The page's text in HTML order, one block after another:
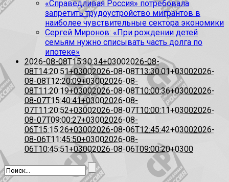
«Справедливая Россия» потребовала
запретить трудоустройство мигрантов в
наиболее чувствительные сектора экономики
Сергей Миронов: «При рождении детей
семьям нужно списывать часть долга по
ипотеке»
2026-08-08T15:30:34+03002026-08-
08T14:20:51+03002026-08-08T13:30:01+03002026-
08-08T12:20:09+03002026-08-
08T11:20:19+03002026-08-08T10:00:36+03002026-
08-07T15:40:41+03002026-08-
07T11:20:52+03002026-08-07T10:00:11+03002026-
08-07T09:00:27+03002026-08-
06T15:15:26+03002026-08-06T12:45:42+03002026-
08-06T11:45:50+03002026-08-
06T10:45:51+03002026-08-06T09:00:20+0300